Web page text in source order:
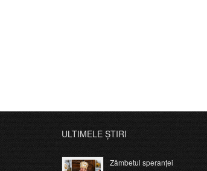
ULTIMELE ȘTIRI
Zâmbetul speranței